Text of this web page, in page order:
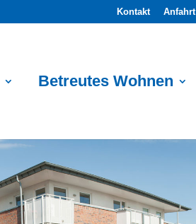
Kontakt Anfahrt
Betreutes Wohnen